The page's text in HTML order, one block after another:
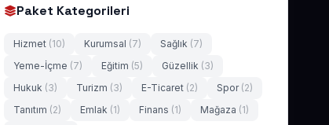
Paket Kategorileri
Hizmet (10) Kurumsal (7) Sağlık (7)
Yeme-İçme (7) Eğitim (5) Güzellik (3)
Hukuk (3) Turizm (3) E-Ticaret (2) Spor (2)
Tanıtım (2) Emlak (1) Finans (1) Mağaza (1)